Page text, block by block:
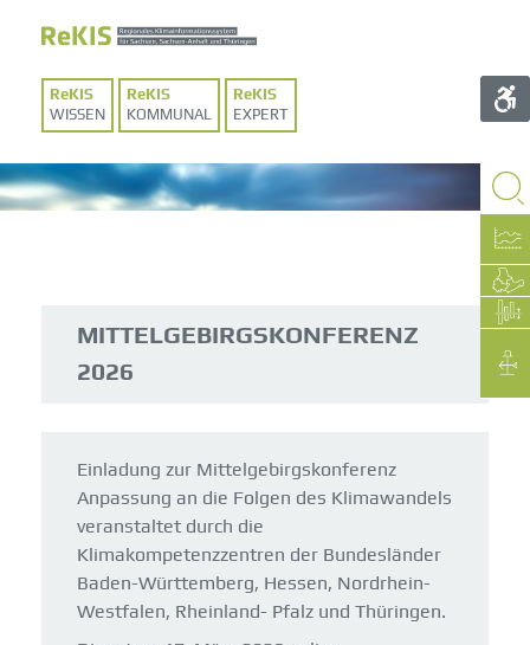
WISSEN KOMMUNAL EXPERT
MITTELGEBIRGSKONFERENZ
2026
Einladung zur Mittelgebirgskonferenz
Anpassung an die Folgen des Klimawandels
veranstaltet durch die
Klimakompetenzzentren der Bundesländer
Baden-Württemberg, Hessen, Nordrhein-
Westfalen, Rheinland- Pfalz und Thüringen.